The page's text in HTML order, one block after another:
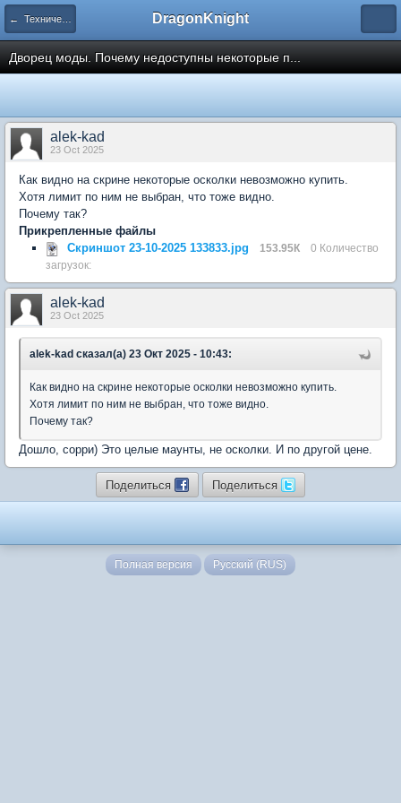
← Техническая помощь DragonKnight
Дворец моды. Почему недоступны некоторые п...
alek-kad
23 Oct 2025
Как видно на скрине некоторые осколки невозможно купить.
Хотя лимит по ним не выбран, что тоже видно.
Почему так?
Прикрепленные файлы
Скриншот 23-10-2025 133833.jpg
153.95К
0 Количество
загрузок:
alek-kad
23 Oct 2025
alek-kad сказал(а) 23 Окт 2025 - 10:43:
Как видно на скрине некоторые осколки невозможно купить.
Хотя лимит по ним не выбран, что тоже видно.
Почему так?
Дошло, сорри) Это целые маунты, не осколки. И по другой цене.
Поделиться Поделиться
Полная версия Русский (RUS)